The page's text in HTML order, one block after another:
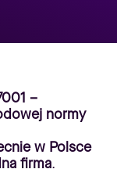
–
normy
w Polsce
firma.